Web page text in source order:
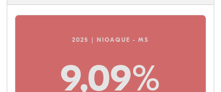
2025 | NIOAQUE - MS
9,09%